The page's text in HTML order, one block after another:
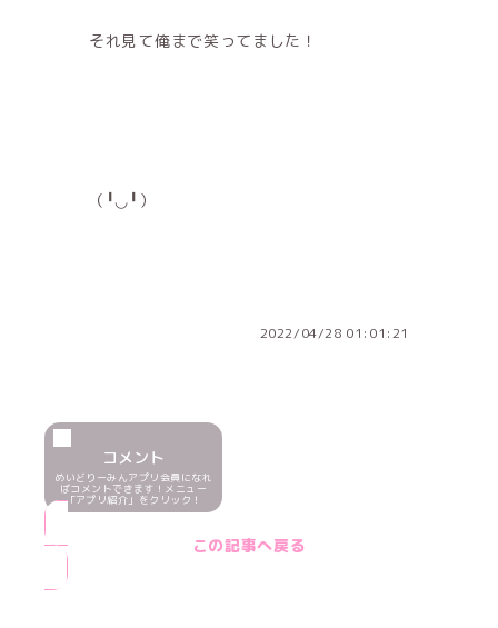
それ見て俺まで笑ってました！
（╹◡╹）
2022/04/28 01:01:21
コメント
めいどりーみんアプリ会員になれ
ばコメントできます！メニュー
「アプリ紹介」をクリック！
この記事へ戻る